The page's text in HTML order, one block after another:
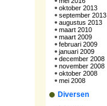
oktober 2013
september 2013
augustus 2013
maart 2010
maart 2009
februari 2009
januari 2009
december 2008
november 2008
oktober 2008
mei 2008
Diversen